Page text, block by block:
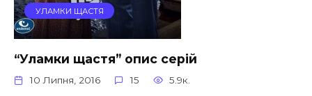
УЛАМКИ ЩАСТЯ
“Уламки щастя” опис серій
10 Липня, 2016 15 5.9к.